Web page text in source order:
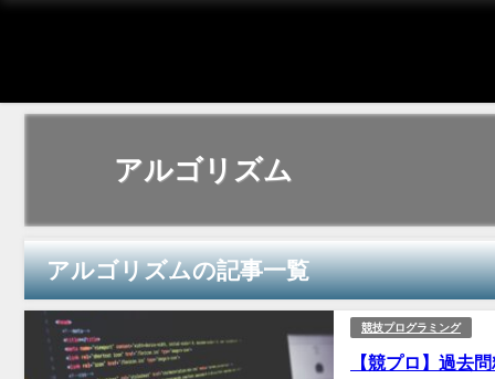
アルゴリズム
アルゴリズムの記事一覧
競技プログラミング
【競プロ】過去